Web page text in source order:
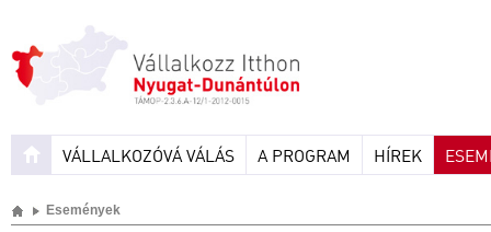
VÁLLALKOZÓVÁ VÁLÁS A PROGRAM HÍREK
Események